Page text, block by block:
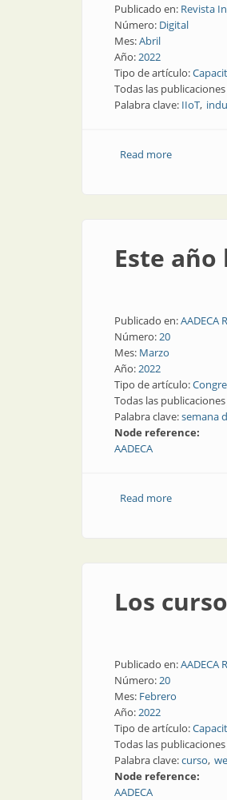
Publicado en: Revista
Número: Digital
Mes:Abril
Año:2022
Tipo de artículo:
Todas las
Palabra clave: IIoT
Read moreabout
Este año
Publicado en:AADECA
Número:20
Mes: Marzo
Año:2022
Tipo de artículo:
Todas las
Palabra clave:semana
Node reference:
AADECA
Read moreabout Este
Los
Publicado en:AADECA
Número:20
Mes: Febrero
Año:2022
Tipo de artículo:
Todas las
Palabra clave:curso
Node reference:
AADECA